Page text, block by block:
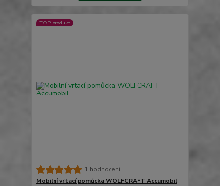
TOP produkt
1 hodnocení
Mobilní vrtací pomůcka WOLFCRAFT Accumobil